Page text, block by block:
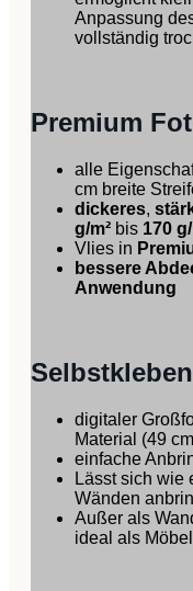
Anpassung
vollständig
Premium
alle
cm breite
dickeres,
g/m² bis 170 g/
Vlies in
bessere
Anwendung
digitaler
Material (49
einfache
Lässt sich wie
Wänden
Außer als
ideal als